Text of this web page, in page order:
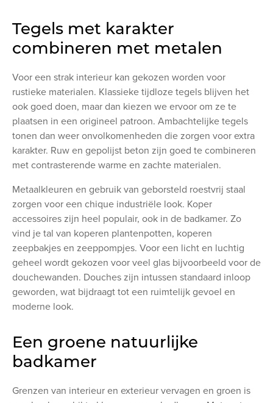
Tegels met karakter
combineren met metalen
Voor een strak interieur kan gekozen worden voor
rustieke materialen. Klassieke tijdloze tegels blijven het
ook goed doen, maar dan kiezen we ervoor om ze te
plaatsen in een origineel patroon. Ambachtelijke tegels
tonen dan weer onvolkomenheden die zorgen voor extra
karakter. Ruw en gepolijst beton zijn goed te combineren
met contrasterende warme en zachte materialen.
Metaalkleuren en gebruik van geborsteld roestvrij staal
zorgen voor een chique industriële look. Koper
accessoires zijn heel populair, ook in de badkamer. Zo
vind je tal van koperen plantenpotten, koperen
zeepbakjes en zeeppompjes. Voor een licht en luchtig
geheel wordt gekozen voor veel glas bijvoorbeeld voor de
douchewanden. Douches zijn intussen standaard inloop
geworden, wat bijdraagt tot een ruimtelijk gevoel en
moderne look.
Een groene natuurlijke
badkamer
Grenzen van interieur en exterieur vervagen en groen is